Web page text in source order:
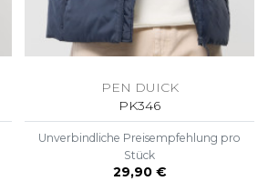
PEN DUICK
PK346
Unverbindliche Preisempfehlung pro
Stück
29,90 €